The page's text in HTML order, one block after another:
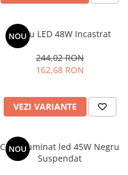
NOU
Panou LED 48W Incastrat
244,02 RON
162,68 RON
VEZI VARIANTE
NOU
Corp iluminat led 45W Negru
Suspendat